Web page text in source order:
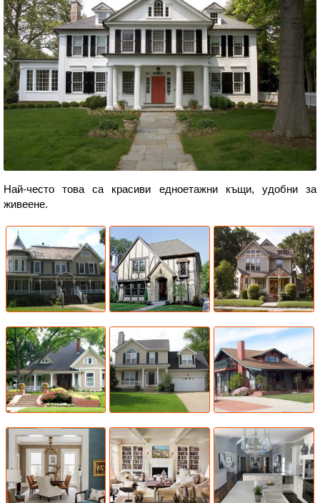
Най-често това са красиви едноетажни къщи, удобни за
живеене.